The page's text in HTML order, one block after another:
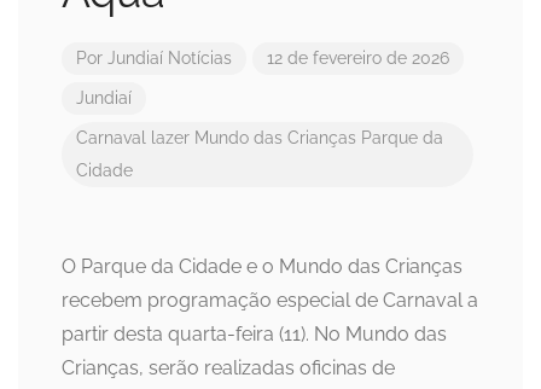
Por Jundiaí Notícias 12 de fevereiro de 2026
Jundiaí
Carnaval lazer Mundo das Crianças Parque da
Cidade
O Parque da Cidade e o Mundo das Crianças
recebem programação especial de Carnaval a
partir desta quarta-feira (11). No Mundo das
Crianças, serão realizadas oficinas de